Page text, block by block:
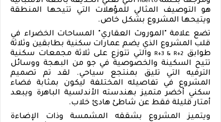
هو التوصيف المثالي للمؤهلات التي تتيحها المنطقة
ويتيحها المشروع بشكل خاص.
تضع علامة "الموروث العقاري" المساحات الخضراء في
قلب المشروع الذي يضم عمارات سكنية بطابقين وثلاثة
طوابق
R+2
&
R+3 والتي تتوزع على ثلاثة مجمعات سكنية
تتيح السكينة والخصوصية في جو من البهجة ووسائل
الترفيه التي تليق بمنتجع سياحي. لقد تم تصميم
المشروع في تفاصيله المختلفة ليكون بمثابة فضاء
سكني أخضر متميز بهندسته الأندلسية الباهرة ويبعد
أمتار قليلة فقط عن شاطئ هادئ خلاب.
ويتميز المشروع بشققه المشمسة وذات الإضاءة